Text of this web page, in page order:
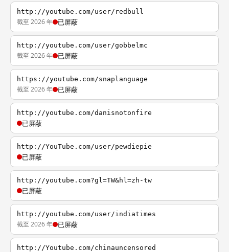
http://youtube.com/user/redbull
截至 2026 年 已屏蔽
http://youtube.com/user/gobbelmc
截至 2026 年 已屏蔽
https://youtube.com/snaplanguage
截至 2026 年 已屏蔽
http://youtube.com/danisnotonfire
已屏蔽
http://YouTube.com/user/pewdiepie
已屏蔽
http://youtube.com?gl=TW&hl=zh-tw
已屏蔽
http://youtube.com/user/indiatimes
截至 2026 年 已屏蔽
http://Youtube.com/chinauncensored